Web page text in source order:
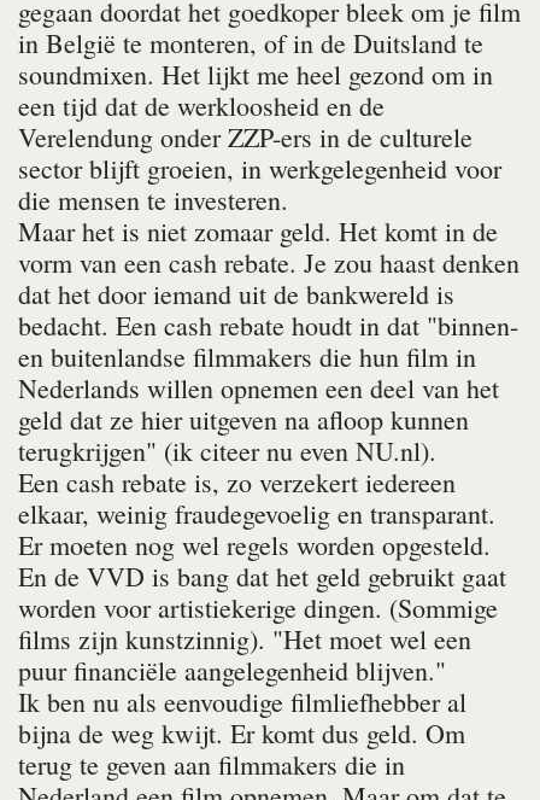
gegaan doordat het goedkoper bleek om je film
in België te monteren, of in de Duitsland te
soundmixen. Het lijkt me heel gezond om in
een tijd dat de werkloosheid en de
Verelendung onder ZZP-ers in de culturele
sector blijft groeien, in werkgelegenheid voor
die mensen te investeren.
Maar het is niet zomaar geld. Het komt in de
vorm van een cash rebate. Je zou haast denken
dat het door iemand uit de bankwereld is
bedacht. Een cash rebate houdt in dat "binnen-
en buitenlandse filmmakers die hun film in
Nederlands willen opnemen een deel van het
geld dat ze hier uitgeven na afloop kunnen
terugkrijgen" (ik citeer nu even NU.nl).
Een cash rebate is, zo verzekert iedereen
elkaar, weinig fraudegevoelig en transparant.
Er moeten nog wel regels worden opgesteld.
En de VVD is bang dat het geld gebruikt gaat
worden voor artistiekerige dingen. (Sommige
films zijn kunstzinnig). "Het moet wel een
puur financiële aangelegenheid blijven."
Ik ben nu als eenvoudige filmliefhebber al
bijna de weg kwijt. Er komt dus geld. Om
terug te geven aan filmmakers die in